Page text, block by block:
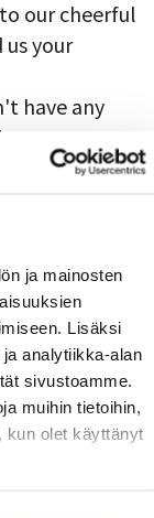
ja mainosten
Lisäksi
analytiikka-alan
sivustoamme.
muihin tietoihin,
kun olet käyttänyt
our cheerful
your
have any
our
help you
selection
skills for
what you